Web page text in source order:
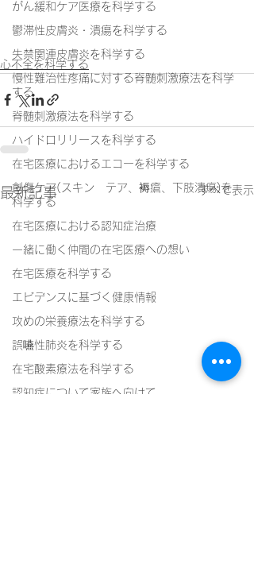
がん緩和ケア医療を科学する
鬱滞性皮膚炎・潰瘍を科学する
失禁関連皮膚炎を科学する
慢性難治性疼痛に対する脊髄刺激療法を科学
する
脊髄刺激療法を科学する
ハイドロリリースを科学する
在宅医療におけるエコーを科学する
創傷ケア(スキン テア、褥瘡、下肢潰瘍)を
科学する
在宅医療における認知症治療
一緒に働く仲間の在宅医療への想い
在宅医療を科学する
エビデンスに基づく健康情報
攻めの栄養療法を科学する
誤嚥性肺炎を科学する
在宅酸素療法を科学する
認知症について家族へ向けて
心不全を科学する
最新記事 すべて表示